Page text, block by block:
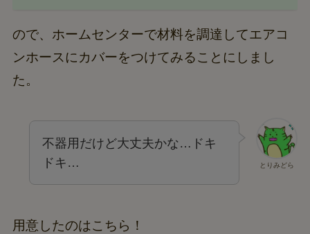
ので、ホームセンターで材料を調達してエアコ
ンホースにカバーをつけてみることにしまし
た。
とりみどら
不器用だけど大丈夫かな…ドキ
ドキ…
用意したのはこちら！